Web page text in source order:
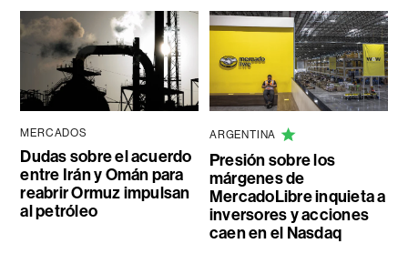
MERCADOS
Dudas sobre el acuerdo
entre Irán y Omán para
reabrir Ormuz impulsan
al petróleo
ARGENTINA
Presión sobre los
márgenes de
MercadoLibre inquieta a
inversores y acciones
caen en el Nasdaq